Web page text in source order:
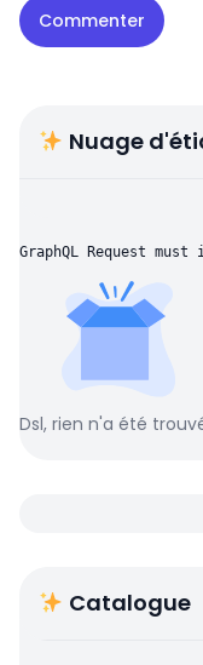
Nuage
GraphQL Request
Dsl, rien n'a été
Catalogue